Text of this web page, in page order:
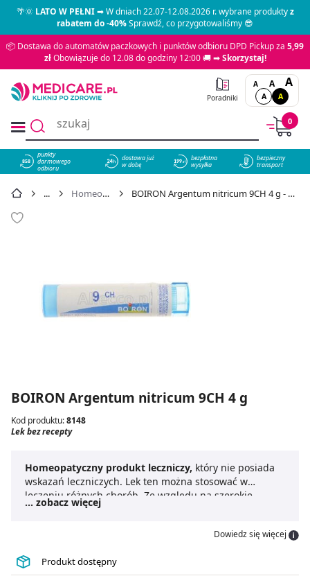
🌴🌞LATO W PEŁNI➡ W dniach 22.07-12.08.2026 r. wybrane produktyz
rabatem do -40%Sprawdź, co przygotowaliśmy 😎
📦 Dostawa do automatów paczkowych i punktów odbioru DPD Pickup za 5,99
złObowiązuje do 12.08 do godziny 12:00 🚚 ➡Skorzystaj!
Poradniki
A A A
A A
0
858
punkty
darmowego
odbioru
dostawa już
w dobę
bezpłatna
wysyłka
bezpieczny
transport
Homeopatia BOIRON Argentum nitricum 9CH 4 g - cena 15,49 zł
BOIRON Argentum nitricum 9CH 4 g
Kod produktu:8148
Lek bez recepty
Homeopatyczny produkt leczniczy, który nie posiada
wskazań leczniczych. Lek ten można stosować w
leczeniu różnych chorób. Ze względu na szerokie
zastosowanie do leku nie dodaje się ulotki, ani
... zobacz więcej
Dowiedz się więcej
Produkt dostępny